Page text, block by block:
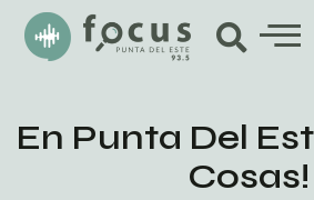
En Punta Del
Cosas!